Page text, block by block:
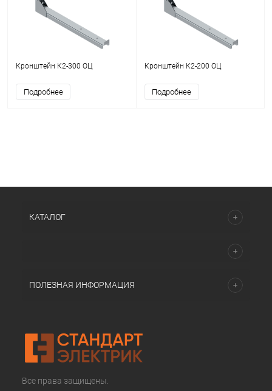
Кронштейн К2-300 ОЦ
Подробнее
Кронштейн К2-200 ОЦ
Подробнее
КАТАЛОГ
ПОЛЕЗНАЯ ИНФОРМАЦИЯ
Все права защищены.